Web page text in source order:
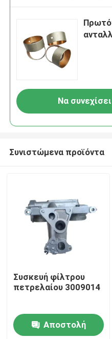
Αρχική Σελίδα
Να συνεχίσει
Συνιστώμενα προϊόντα
Συσκευή φίλτρου
πετρελαίου 3009014
Αποστολή